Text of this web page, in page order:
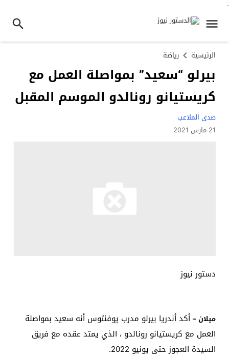
.
الرئيسية رياضة
بيرلو “سعيد” بمواصلة العمل مع
كريستيانو رونالدو الموسم المقبل
صدى الملاعب
21 مارس 2021
دستور نيوز
ميلان – أكد أندريا بيرلو مدرب يوفنتوس أنه سعيد بمواصلة
العمل مع كريستيانو رونالدو ، الذي يمتد عقده مع فريق
السيدة العجوز حتى يونيو 2022.